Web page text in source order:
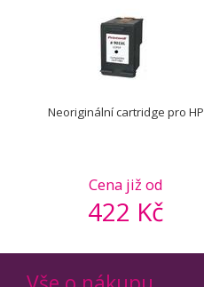
Cena již od
422 Kč
Neoriginální cartridge pro HP